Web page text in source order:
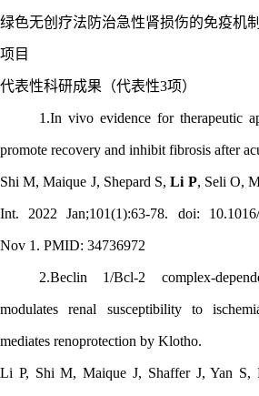
绿色无创疗法防治急性肾损伤的免疫机
项目
代表性科研成果（代表性3项）
1.In vivo evidence for therapeutic
promote recovery and inhibit fibrosis after
Shi M, Maique J, Shepard S,Li P, Seli O,
Int. 2022 Jan;101(1):63-78. doi:
Nov 1. PMID: 34736972
2.Beclin 1/Bcl-2 complex-
modulates renal susceptibility to
mediates renoprotection by Klotho.
Li P, Shi M, Maique J, Shaffer J, Yan